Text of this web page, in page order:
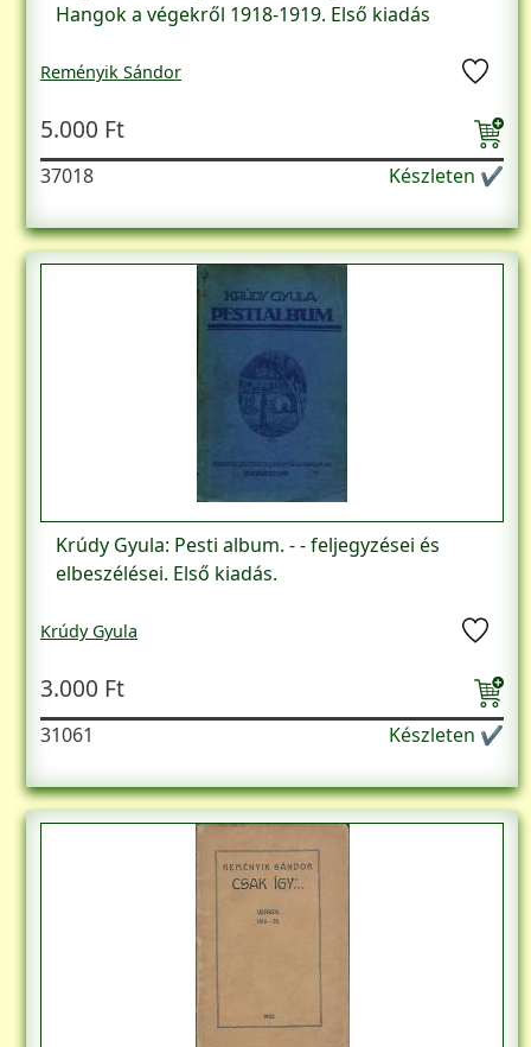
Hangok a végekről 1918-1919. Első kiadás
Reményik Sándor
5.000 Ft
37018 Készleten ✔
Krúdy Gyula: Pesti album. - - feljegyzései és
elbeszélései. Első kiadás.
Krúdy Gyula
3.000 Ft
31061 Készleten ✔